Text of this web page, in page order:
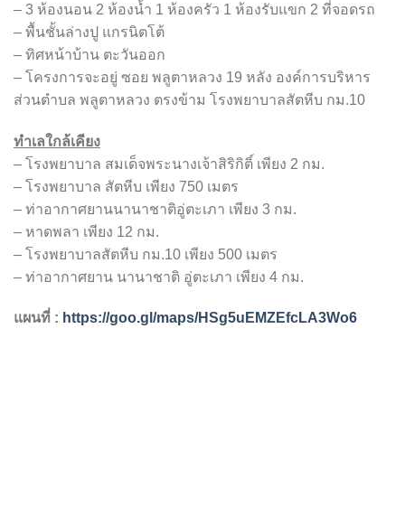
– 3 ห้องนอน 2 ห้องน้ำ 1 ห้องครัว 1 ห้องรับแขก 2 ที่จอดรถ
– พื้นชั้นล่างปู แกรนิตโต้
– ทิศหน้าบ้าน ตะวันออก
– โครงการจะอยู่ ซอย พลูตาหลวง 19 หลัง องค์การบริหาร
ส่วนตำบล พลูตาหลวง ตรงข้าม โรงพยาบาลสัตหีบ กม.10
ทำเลใกล้เคียง
– โรงพยาบาล สมเด็จพระนางเจ้าสิริกิติ์ เพียง 2 กม.
– โรงพยาบาล สัตหีบ เพียง 750 เมตร
– ท่าอากาศยานนานาชาติอู่ตะเภา เพียง 3 กม.
– หาดพลา เพียง 12 กม.
– โรงพยาบาลสัตหีบ กม.10 เพียง 500 เมตร
– ท่าอากาศยาน นานาชาติ อู่ตะเภา เพียง 4 กม.
แผนที่ : https://goo.gl/maps/HSg5uEMZEfcLA3Wo6